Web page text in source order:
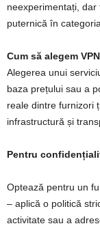
neexperimentați,
puternică în
Cum să alegem
Alegerea unui
baza prețului sau a
reale dintre furnizori
infrastructură și
Pentru
Optează pentru un
– aplică o politică
activitate sau a